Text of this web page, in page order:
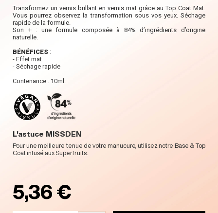
Transformez un vernis brillant en vernis mat grâce au Top Coat Mat.
Vous pourrez observez la transformation sous vos yeux. Séchage
rapide de la formule.
Son + : une formule composée à 84% d’ingrédients d’origine
naturelle.
BÉNÉFICES :
- Effet mat
- Séchage rapide
Contenance : 10ml.
L'astuce MISSDEN
Pour une meilleure tenue de votre manucure, utilisez notre Base & Top
Coat infusé aux Superfruits.
5,36 €